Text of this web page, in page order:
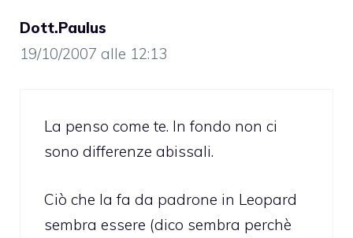
Dott.Paulus
19/10/2007 alle 12:13
La penso come te. In fondo non ci
sono differenze abissali.
Ciò che la fa da padrone in Leopard
sembra essere (dico sembra perchè